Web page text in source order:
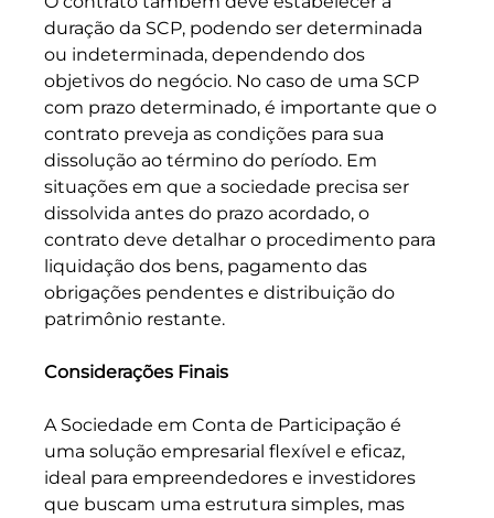
duração da SCP, podendo ser determinada
ou indeterminada, dependendo dos
objetivos do negócio. No caso de uma SCP
com prazo determinado, é importante que o
contrato preveja as condições para sua
dissolução ao término do período. Em
situações em que a sociedade precisa ser
dissolvida antes do prazo acordado, o
contrato deve detalhar o procedimento para
liquidação dos bens, pagamento das
obrigações pendentes e distribuição do
patrimônio restante.
Considerações Finais
A Sociedade em Conta de Participação é
uma solução empresarial flexível e eficaz,
ideal para empreendedores e investidores
que buscam uma estrutura simples, mas